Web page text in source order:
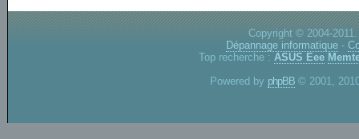
Copyright © 2004-
Dépannage informatique -
Top recherche : ASUS Eee
Powered by phpBB © 2001,